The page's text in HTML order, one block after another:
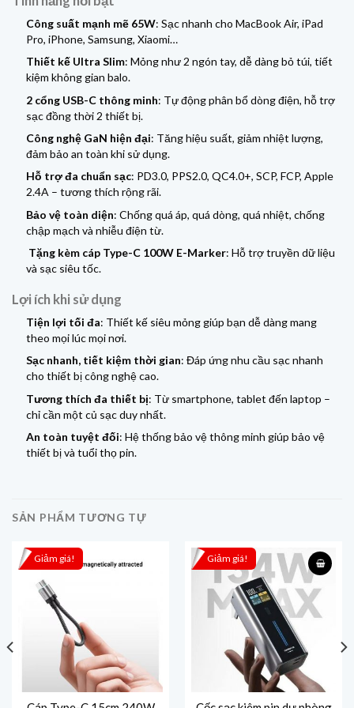
Công suất mạnh mẽ 65W: Sạc nhanh cho MacBook Air, iPad
Pro, iPhone, Samsung, Xiaomi…
Thiết kế Ultra Slim: Mỏng như 2 ngón tay, dễ dàng bỏ túi, tiết
kiệm không gian balo.
2 cổng USB-C thông minh: Tự động phân bổ dòng điện, hỗ trợ
sạc đồng thời 2 thiết bị.
Công nghệ GaN hiện đại: Tăng hiệu suất, giảm nhiệt lượng,
đảm bảo an toàn khi sử dụng.
Hỗ trợ đa chuẩn sạc: PD3.0, PPS2.0, QC4.0+, SCP, FCP, Apple
2.4A – tương thích rộng rãi.
Bảo vệ toàn diện: Chống quá áp, quá dòng, quá nhiệt, chống
chập mạch và nhiễu điện từ.
Tặng kèm cáp Type-C 100W E-Marker: Hỗ trợ truyền dữ liệu
và sạc siêu tốc.
Lợi ích khi sử dụng
Tiện lợi tối đa: Thiết kế siêu mỏng giúp bạn dễ dàng mang
theo mọi lúc mọi nơi.
Sạc nhanh, tiết kiệm thời gian: Đáp ứng nhu cầu sạc nhanh
cho thiết bị công nghệ cao.
Tương thích đa thiết bị: Từ smartphone, tablet đến laptop –
chỉ cần một củ sạc duy nhất.
An toàn tuyệt đối: Hệ thống bảo vệ thông minh giúp bảo vệ
thiết bị và tuổi thọ pin.
SẢN PHẨM TƯƠNG TỰ
Giảm giá! Giảm giá!